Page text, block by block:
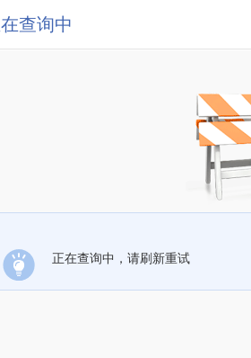
查询中
正在查询中，请刷新重试